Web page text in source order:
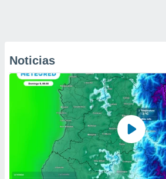
Noticias